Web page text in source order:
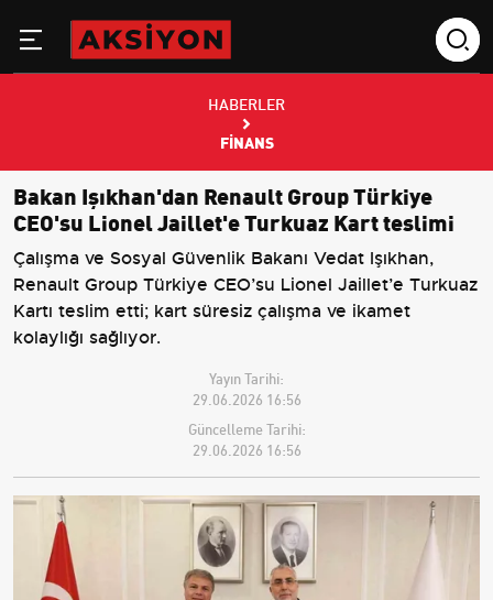
HABERLER
FINANS
Bakan Işıkhan'dan Renault Group Türkiye
CEO'su Lionel Jaillet'e Turkuaz Kart teslimi
Çalışma ve Sosyal Güvenlik Bakanı Vedat Işıkhan,
Renault Group Türkiye CEO’su Lionel Jaillet’e Turkuaz
Kartı teslim etti; kart süresiz çalışma ve ikamet
kolaylığı sağlıyor.
Yayın Tarihi:
29.06.2026 16:56
Güncelleme Tarihi:
29.06.2026 16:56